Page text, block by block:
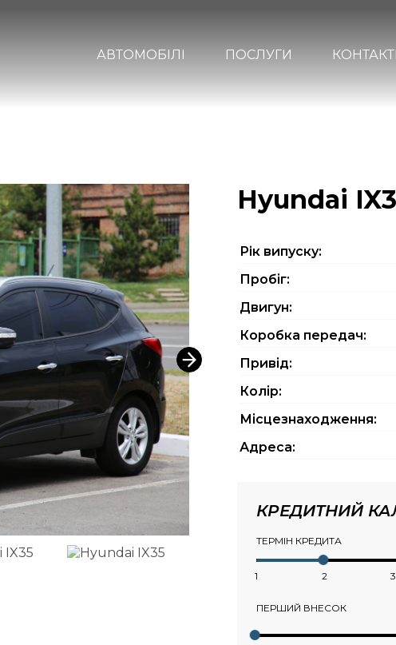
АВТОМОБІЛІ ПОСЛУГИ
Hyundai
Рiк випуску:
Пробіг:
Двигун:
Коробка передач:
Привід:
Колір:
Місцезнаходження:
Адреса:
КРЕДИТНИЙ
ТЕРМІН КРЕДИТА
1 2 3
ПЕРШИЙ ВНЕСОК